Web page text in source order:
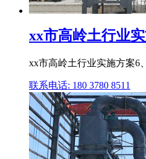
xx市高岭土行业
xx市高岭土行业实施方案6
联系电话: 180 3780 8511